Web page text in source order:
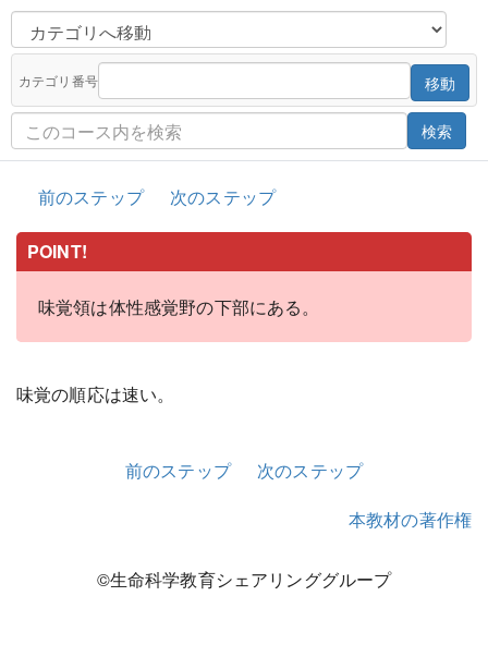
カテゴリ番号 移動
検索
前のステップ 次のステップ
POINT!
味覚領は体性感覚野の下部にある。
味覚の順応は速い。
前のステップ
次のステップ
本教材の著作権
©生命科学教育シェアリンググループ